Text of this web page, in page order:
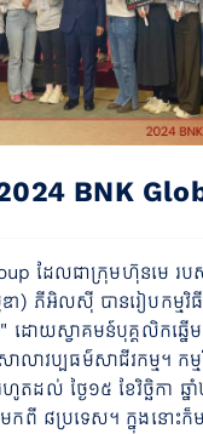
BNK
ដែលជាក្រុមហ៊ុនមេ របស់
ឌា) ភីអិលស៊ី បានរៀបកម្ម
ដោយស្វាគមន៍បុគ្គលិកឆ្នើ
លាវប្បធម៌សាជីវកម្ម។ កម្
រហូតដល់ ថ្ងៃ១៥ ខែវិច្ឆិកា
ពី ៨ប្រទេស។ ក្នុងនោះក៏